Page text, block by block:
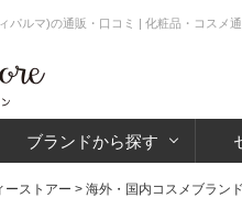
パルマ)の通販・口コミ | 化粧品・コスメ
ブランドから探す
ーストアー > 海外・国内コスメブラン